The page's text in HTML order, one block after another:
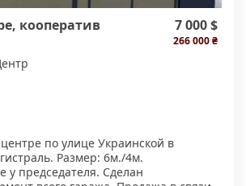
кооператив
7 000 $
266 000 ₴
по улице Украинской в
Размер: 6м./4м.
у председателя. Сделан